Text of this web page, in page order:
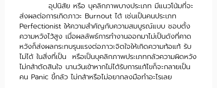
อุปนิสัย หรือ บุคลิกภาพบางประเภท มีแนวโน้มที่จะ
ส่งผลต่อการเกิดภาวะ Burnout ได้ เช่นเป็นคนประเภท
Perfectionist ให้ความสำคัญกับความสมบูรณ์แบบ ชอบตั้ง
ความหวังไว้สูง เมื่อผลลัพธ์การทำงานออกมาไม่เป็นดังที่คาด
หวังก็ส่งผลกระทบรุนแรงต่อภาวะจิตใจให้เกิดความท้อแท้ รับ
ไม่ได้ ในสิ่งที่เป็น หรือเป็นบุคลิกภาพประเภทกลัวความผิดหวัง
ไม่กล้าตัดสินใจ นานวันเข้าหากไม่ได้รับการแก้ไขก็จะกลายเป็น
คน Panic ขี้กลัว ไม่กล้าหรือไม่อยากลงมือทำอะไรเลย